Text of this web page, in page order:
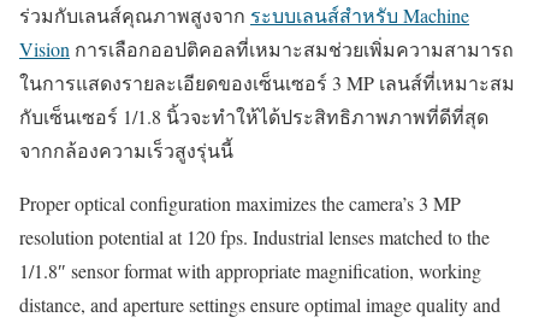
ร่วมกับเลนส์คุณภาพสูงจาก ระบบเลนส์สำหรับ Machine
Vision การเลือกออปติคอลที่เหมาะสมช่วยเพิ่มความสามารถ
ในการแสดงรายละเอียดของเซ็นเซอร์ 3 MP เลนส์ที่เหมาะสม
กับเซ็นเซอร์ 1/1.8 นิ้วจะทำให้ได้ประสิทธิภาพภาพที่ดีที่สุด
จากกล้องความเร็วสูงรุ่นนี้
Proper optical configuration maximizes the camera’s 3 MP
resolution potential at 120 fps. Industrial lenses matched to the
1/1.8″ sensor format with appropriate magnification, working
distance, and aperture settings ensure optimal image quality and